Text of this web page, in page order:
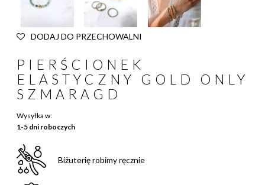
DODAJ DO PRZECHOWALNI
PIERŚCIONEK
ELASTYCZNY GOLD ONLY
SZMARAGD
Wysyłka w:
1-5 dni roboczych
Biżuterię robimy ręcznie